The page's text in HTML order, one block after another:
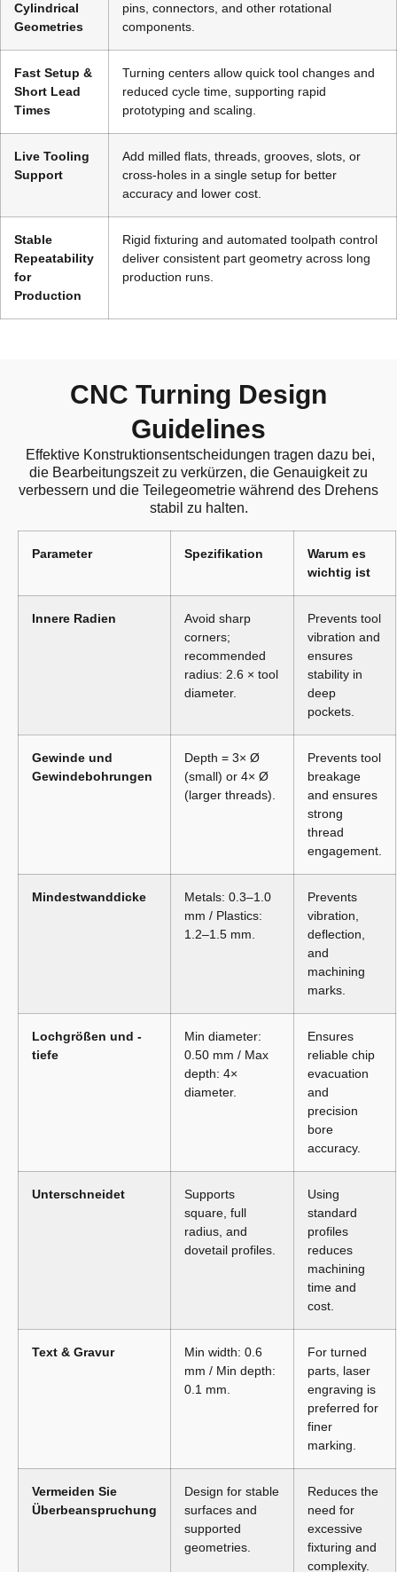
Cylindrical
Geometries
pins, connectors, and other rotational
components.
Fast Setup &
Short Lead
Times
Turning centers allow quick tool changes and
reduced cycle time, supporting rapid
prototyping and scaling.
Live Tooling
Support
Add milled flats, threads, grooves, slots, or
cross-holes in a single setup for better
accuracy and lower cost.
Stable
Repeatability
for
Production
Rigid fixturing and automated toolpath control
deliver consistent part geometry across long
production runs.
CNC Turning Design
Guidelines
Effektive Konstruktionsentscheidungen tragen dazu bei,
die Bearbeitungszeit zu verkürzen, die Genauigkeit zu
verbessern und die Teilegeometrie während des Drehens
stabil zu halten.
Parameter Spezifikation
Warum es
wichtig ist
Innere Radien
Avoid sharp
corners;
recommended
radius: 2.6 × tool
diameter.
Prevents tool
vibration and
ensures
stability in
deep
pockets.
Gewinde und
Gewindebohrungen
Depth = 3× Ø
(small) or 4× Ø
(larger threads).
Prevents tool
breakage
and ensures
strong
thread
engagement.
Mindestwanddicke
Metals: 0.3–1.0
mm / Plastics:
1.2–1.5 mm.
Prevents
vibration,
deflection,
and
machining
marks.
Lochgrößen und -
tiefe
Min diameter:
0.50 mm / Max
depth: 4×
diameter.
Ensures
reliable chip
evacuation
and
precision
bore
accuracy.
Unterschneidet
Supports
square, full
radius, and
dovetail profiles.
Using
standard
profiles
reduces
machining
time and
cost.
Text & Gravur
Min width: 0.6
mm / Min depth:
0.1 mm.
For turned
parts, laser
engraving is
preferred for
finer
marking.
Vermeiden Sie
Überbeanspruchung
Design for stable
surfaces and
supported
geometries.
Reduces the
need for
excessive
fixturing and
complexity.